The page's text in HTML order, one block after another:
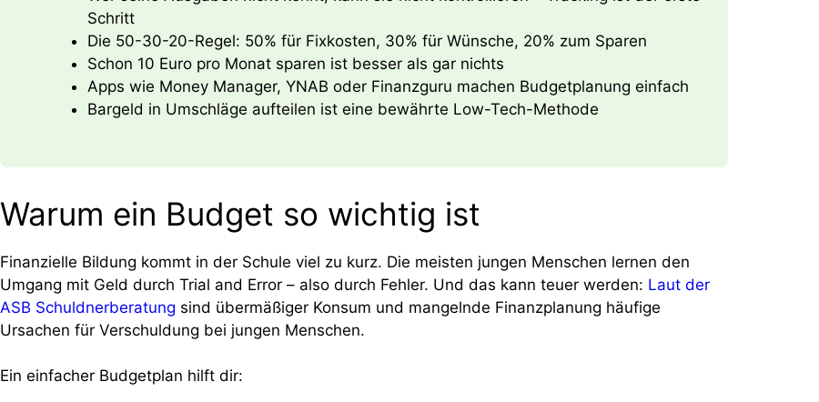
Schritt
Die 50-30-20-Regel: 50% für Fixkosten, 30% für Wünsche, 20% zum Sparen
Schon 10 Euro pro Monat sparen ist besser als gar nichts
Apps wie Money Manager, YNAB oder Finanzguru machen Budgetplanung einfach
Bargeld in Umschläge aufteilen ist eine bewährte Low-Tech-Methode
Warum ein Budget so wichtig ist
Finanzielle Bildung kommt in der Schule viel zu kurz. Die meisten jungen Menschen lernen den
Umgang mit Geld durch Trial and Error – also durch Fehler. Und das kann teuer werden: Laut der
ASB Schuldnerberatung sind übermäßiger Konsum und mangelnde Finanzplanung häufige
Ursachen für Verschuldung bei jungen Menschen.
Ein einfacher Budgetplan hilft dir: